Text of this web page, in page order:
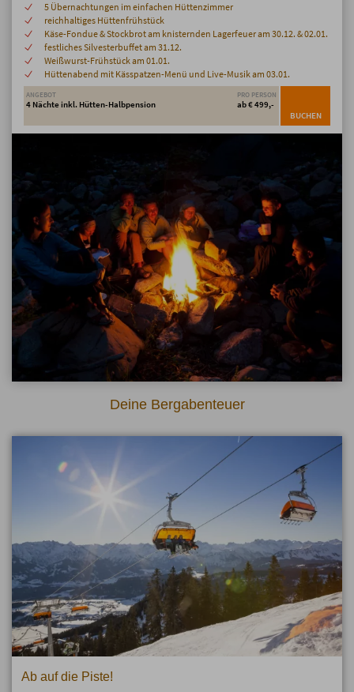
5 Übernachtungen im einfachen Hüttenzimmer
reichhaltiges Hüttenfrühstück
Käse-Fondue & Stockbrot am knisternden Lagerfeuer am 30.12. & 02.01.
festliches Silvesterbuffet am 31.12.
Weißwurst-Frühstück am 01.01.
Hüttenabend mit Kässpatzen-Menü und Live-Musik am 03.01.
ANGEBOT
4 Nächte inkl. Hütten-Halbpension
PRO PERSON
ab € 499,-
BUCHEN
Deine Bergabenteuer
Ab auf die Piste!